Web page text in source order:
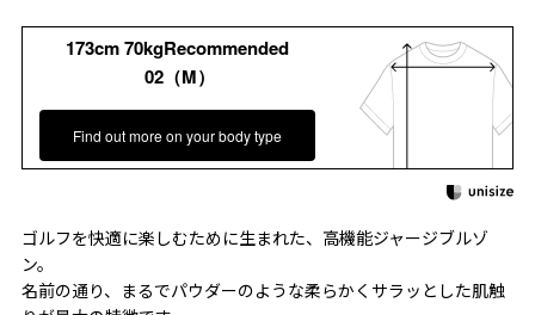
173cm 70kgRecommended
02（M）
Find out more on your body type
ゴルフを快適に楽しむために生まれた、高機能ジャージブルゾ
ン。
名前の通り、まるでパウダーのような柔らかくサラッとした肌触